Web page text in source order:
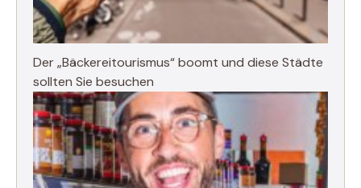
Der „Bäckereitourismus“ boomt und diese Städte
sollten Sie besuchen